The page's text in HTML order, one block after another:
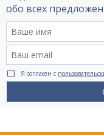
обо всех
Я согласен с